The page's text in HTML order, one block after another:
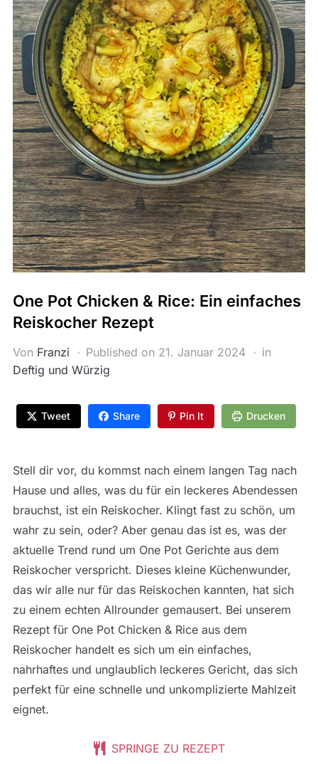
One Pot Chicken & Rice: Ein einfaches
Reiskocher Rezept
Von Franzi Published on 21. Januar 2024
in
Deftig und Würzig
Tweet Share Pin It Drucken
Stell dir vor, du kommst nach einem langen Tag nach
Hause und alles, was du für ein leckeres Abendessen
brauchst, ist ein Reiskocher. Klingt fast zu schön, um
wahr zu sein, oder? Aber genau das ist es, was der
aktuelle Trend rund um One Pot Gerichte aus dem
Reiskocher verspricht. Dieses kleine Küchenwunder,
das wir alle nur für das Reiskochen kannten, hat sich
zu einem echten Allrounder gemausert. Bei unserem
Rezept für One Pot Chicken & Rice aus dem
Reiskocher handelt es sich um ein einfaches,
nahrhaftes und unglaublich leckeres Gericht, das sich
perfekt für eine schnelle und unkomplizierte Mahlzeit
eignet.
SPRINGE ZU REZEPT